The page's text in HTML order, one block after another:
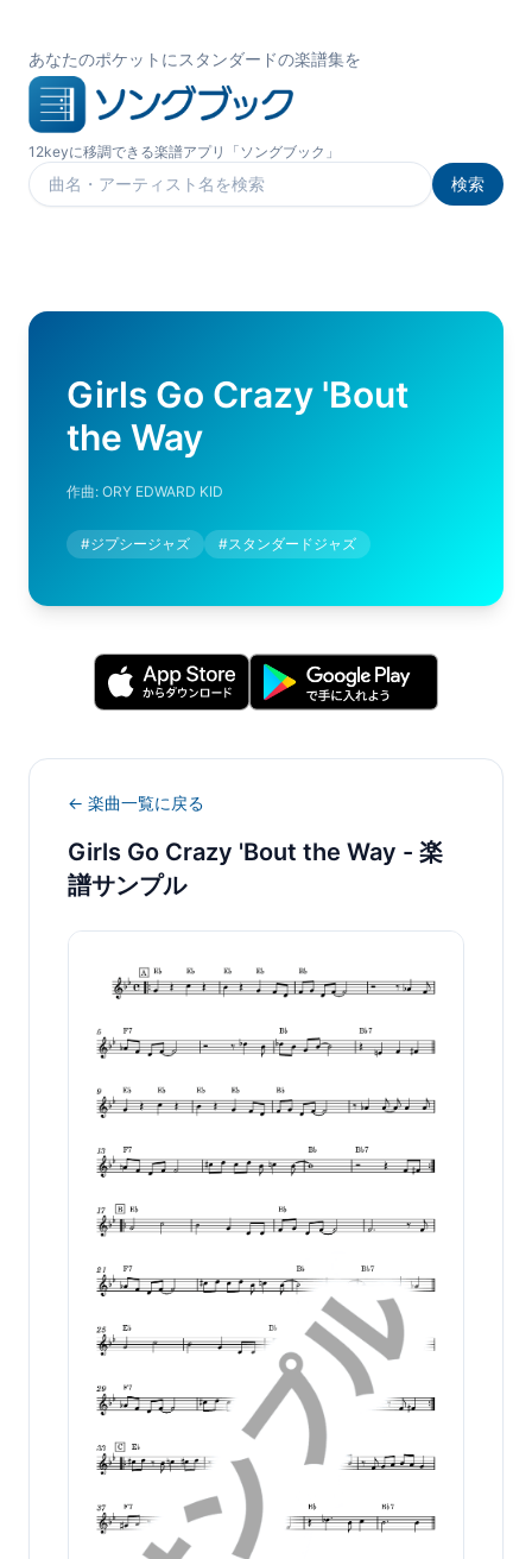
あなたのポケットにスタンダードの楽譜集を
12keyに移調できる楽譜アプリ「ソングブック」
楽曲を検索
検索
Girls Go Crazy 'Bout
the Way
作曲: ORY EDWARD KID
#ジプシージャズ #スタンダードジャズ
← 楽曲一覧に戻る
Girls Go Crazy 'Bout the Way - 楽
譜サンプル